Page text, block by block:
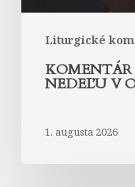
Liturgické
„A“
NEDEĽU V
1. augusta 2026